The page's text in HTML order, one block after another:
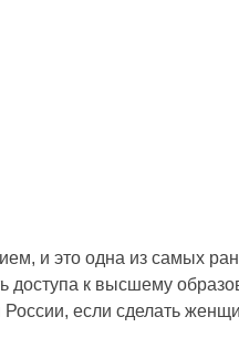
и это одна из самых
доступа к высшему
России, если сделать